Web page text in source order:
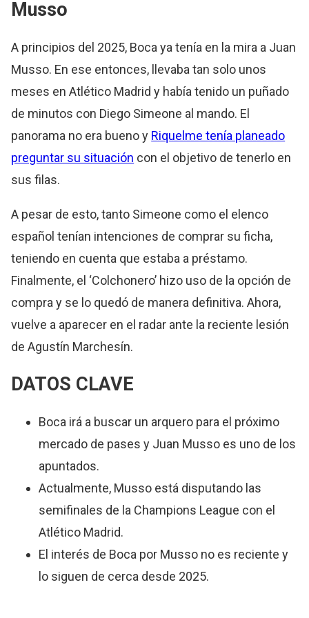
Musso
A principios del 2025, Boca ya tenía en la mira a Juan
Musso. En ese entonces, llevaba tan solo unos
meses en Atlético Madrid y había tenido un puñado
de minutos con Diego Simeone al mando. El
panorama no era bueno y Riquelme tenía planeado
preguntar su situación con el objetivo de tenerlo en
sus filas.
A pesar de esto, tanto Simeone como el elenco
español tenían intenciones de comprar su ficha,
teniendo en cuenta que estaba a préstamo.
Finalmente, el ‘Colchonero’ hizo uso de la opción de
compra y se lo quedó de manera definitiva. Ahora,
vuelve a aparecer en el radar ante la reciente lesión
de Agustín Marchesín.
DATOS CLAVE
Boca irá a buscar un arquero para el próximo
mercado de pases y Juan Musso es uno de los
apuntados.
Actualmente, Musso está disputando las
semifinales de la Champions League con el
Atlético Madrid.
El interés de Boca por Musso no es reciente y
lo siguen de cerca desde 2025.